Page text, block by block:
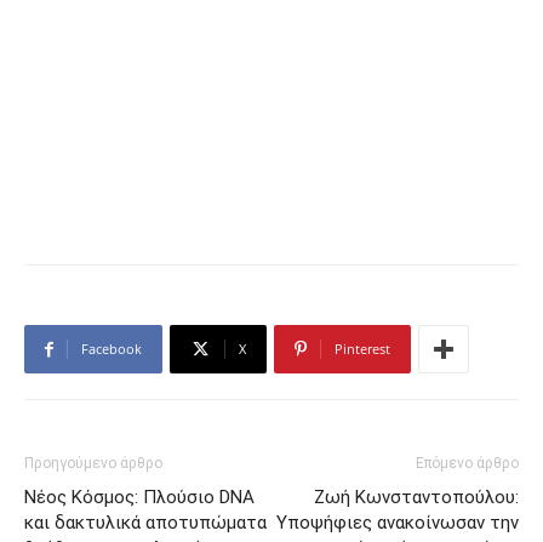
Facebook X Pinterest
Προηγούμενο άρθρο
Νέος Κόσμος: Πλούσιο DNA
και δακτυλικά αποτυπώματα
Επόμενο άρθρο
Ζωή Κωνσταντοπούλου:
Υποψήφιες ανακοίνωσαν την